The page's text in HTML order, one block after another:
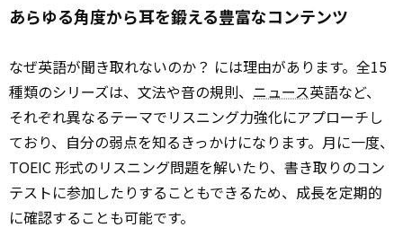
あらゆる角度から耳を鍛える豊富なコンテンツ
なぜ英語が聞き取れないのか？ には理由があります。全15
種類のシリーズは、文法や音の規則、 ニュース英語など、
それぞれ異なるテーマでリスニング力強化にアプローチし
ており、自分の弱点を知るきっかけになります。月に一度、
TOEIC 形式のリスニング問題を解いたり、書き取りのコン
テストに参加したりすることもできるため、成長を定期的
に確認することも可能です。